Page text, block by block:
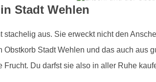
Stadt Wehlen
aus. Sie erweckt nicht den
Stadt Wehlen und das auch aus
Du darfst sie also in aller Ruhe